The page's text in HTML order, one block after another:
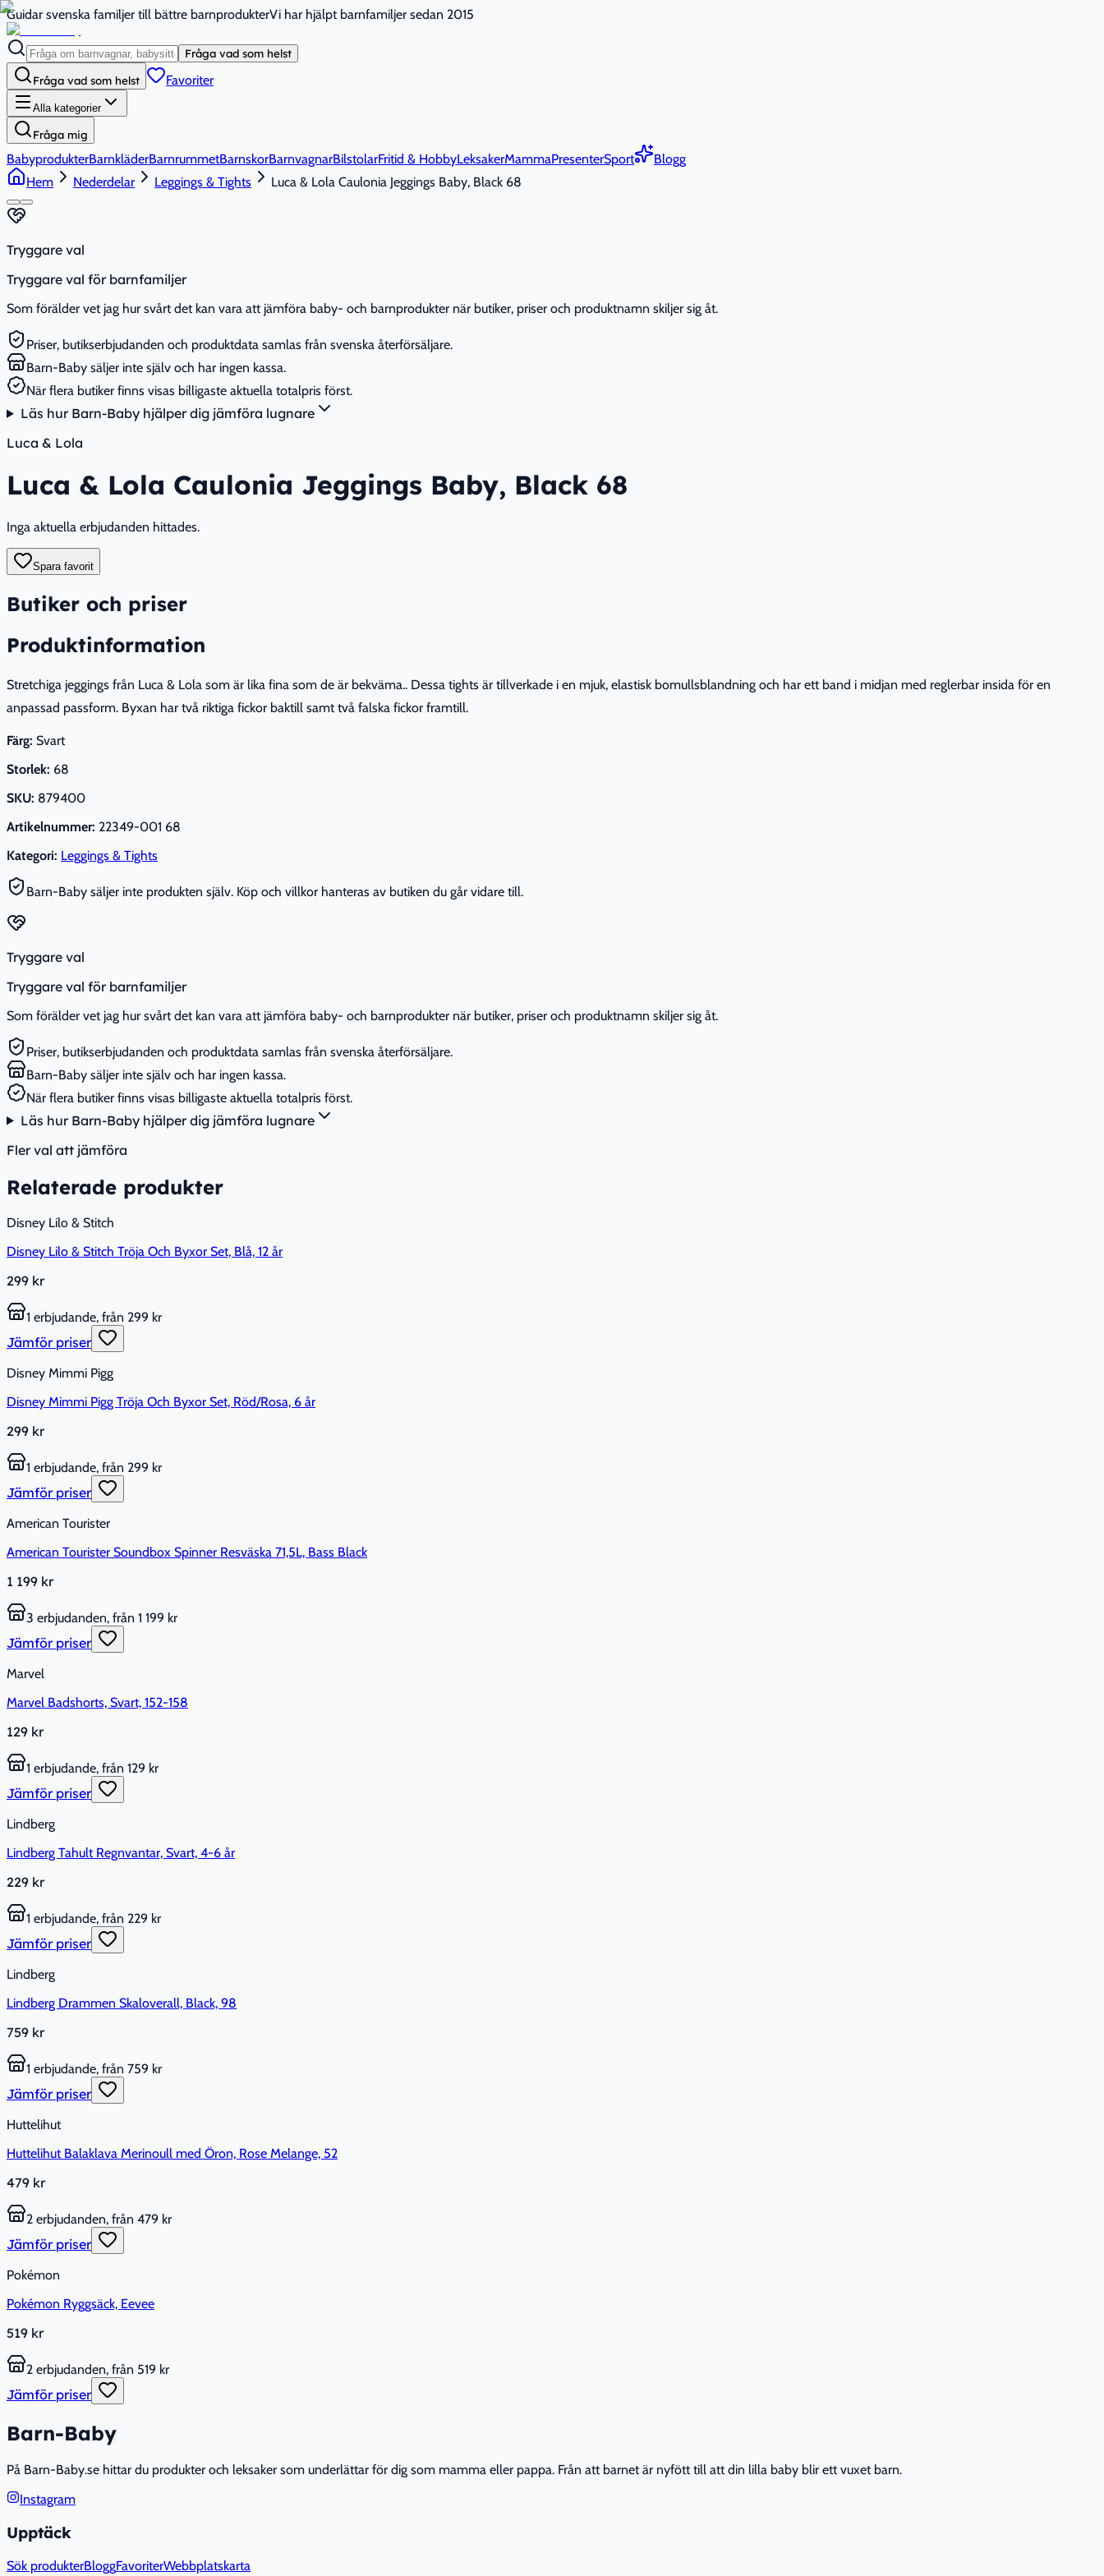
Guidar svenska familjer till bättre barnprodukterVi har hjälpt barnfamiljer sedan 2015
Fråga vad som helst
Fråga vad som helst Favoriter
Alla kategorier
Fråga mig
BabyprodukterBarnkläderBarnrummetBarnskorBarnvagnarBilstolarFritid & HobbyLeksakerMammaPresenterSport
Blogg
Hem
Nederdelar Leggings & Tights Luca & Lola Caulonia Jeggings Baby, Black 68
Tryggare val
Tryggare val för barnfamiljer
Som förälder vet jag hur svårt det kan vara att jämföra baby- och barnprodukter när butiker, priser och produktnamn skiljer sig åt.
Priser, butikserbjudanden och produktdata samlas från svenska återförsäljare.
Barn-Baby säljer inte själv och har ingen kassa.
När flera butiker finns visas billigaste aktuella totalpris först.
Läs hur Barn-Baby hjälper dig jämföra lugnare
Luca & Lola
Luca & Lola Caulonia Jeggings Baby, Black 68
Inga aktuella erbjudanden hittades.
Spara favorit
Butiker och priser
Produktinformation
Stretchiga jeggings från Luca & Lola som är lika fina som de är bekväma.. Dessa tights är tillverkade i en mjuk, elastisk bomullsblandning och har ett band i midjan med reglerbar insida för en
anpassad passform. Byxan har två riktiga fickor baktill samt två falska fickor framtill.
Färg: Svart
Storlek: 68
SKU: 879400
Artikelnummer: 22349-001 68
Kategori: Leggings & Tights
Barn-Baby säljer inte produkten själv. Köp och villkor hanteras av butiken du går vidare till.
Tryggare val
Tryggare val för barnfamiljer
Som förälder vet jag hur svårt det kan vara att jämföra baby- och barnprodukter när butiker, priser och produktnamn skiljer sig åt.
Priser, butikserbjudanden och produktdata samlas från svenska återförsäljare.
Barn-Baby säljer inte själv och har ingen kassa.
När flera butiker finns visas billigaste aktuella totalpris först.
Läs hur Barn-Baby hjälper dig jämföra lugnare
Fler val att jämföra
Relaterade produkter
Disney Lilo & Stitch
Disney Lilo & Stitch Tröja Och Byxor Set, Blå, 12 år
299 kr
1 erbjudande, från 299 kr
Jämför priser
Disney Mimmi Pigg
Disney Mimmi Pigg Tröja Och Byxor Set, Röd/Rosa, 6 år
299 kr
1 erbjudande, från 299 kr
Jämför priser
American Tourister
American Tourister Soundbox Spinner Resväska 71,5L, Bass Black
1 199 kr
3 erbjudanden, från 1 199 kr
Jämför priser
Marvel
Marvel Badshorts, Svart, 152-158
129 kr
1 erbjudande, från 129 kr
Jämför priser
Lindberg
Lindberg Tahult Regnvantar, Svart, 4-6 år
229 kr
1 erbjudande, från 229 kr
Jämför priser
Lindberg
Lindberg Drammen Skaloverall, Black, 98
759 kr
1 erbjudande, från 759 kr
Jämför priser
Huttelihut
Huttelihut Balaklava Merinoull med Öron, Rose Melange, 52
479 kr
2 erbjudanden, från 479 kr
Jämför priser
Pokémon
Pokémon Ryggsäck, Eevee
519 kr
2 erbjudanden, från 519 kr
Jämför priser
Barn-Baby
På Barn-Baby.se hittar du produkter och leksaker som underlättar för dig som mamma eller pappa. Från att barnet är nyfött till att din lilla baby blir ett vuxet barn.
Instagram
Upptäck
Sök produkterBloggFavoriterWebbplatskarta